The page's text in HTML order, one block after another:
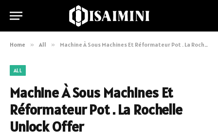
Home » All » Machine À Sous Machines Et Réformateur Pot . La Rochelle Unlock Offer
ALL
Machine À Sous Machines Et
Réformateur Pot . La Rochelle
Unlock Offer